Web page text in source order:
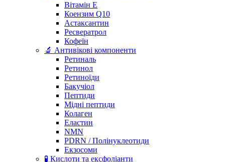
Вітамін Е
Коензим Q10
Астаксантин
Ресвератрол
Кофеїн
🔬 Антивікові компоненти
Ретиналь
Ретинол
Ретиноїди
Бакучіол
Пептиди
Мідні пептиди
Колаген
Еластин
NMN
PDRN / Полінуклеотиди
Екзосоми
🧪 Кислоти та ексфоліанти